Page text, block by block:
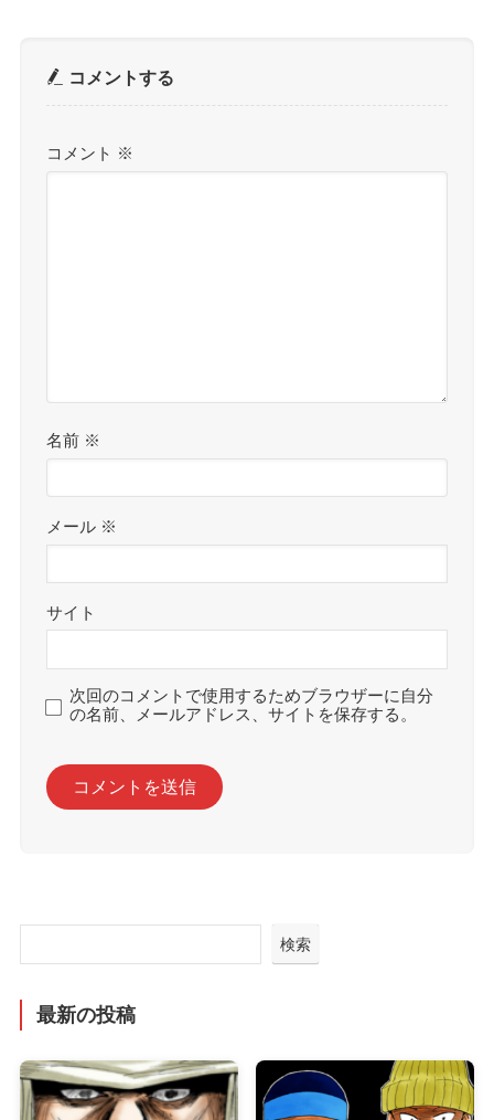
コメントする
コメント ※
名前 ※
メール ※
サイト
次回のコメントで使用するためブラウザーに自分
の名前、メールアドレス、サイトを保存する。
検索
最新の投稿